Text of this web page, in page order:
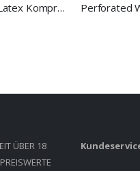
Waist Trainer Women – Latex Kompressionsgürtel für Frauen
ÜBER 18